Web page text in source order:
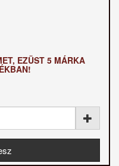
EZÜST 5 MÁRKA